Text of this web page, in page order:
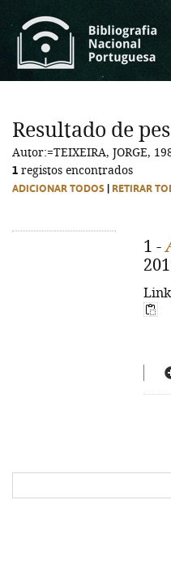
Resultado de
Autor:=TEIXEIRA, JORGE,
1 registos encontrados
ADICIONAR TODOS RETIRAR
1 -